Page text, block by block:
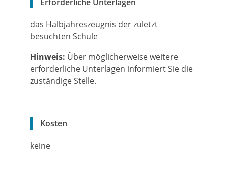
das Halbjahreszeugnis der zuletzt
besuchten Schule
Hinweis: Über möglicherweise weitere
erforderliche Unterlagen informiert Sie die
zuständige Stelle.
Kosten
keine